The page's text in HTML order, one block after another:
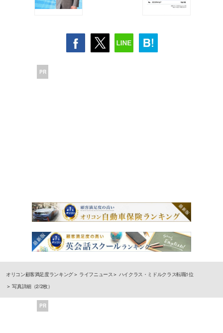
PR
オリコン顧客満足度ランキング ライフニュース
ハイクラス・ミドルクラス転職1位
写真詳細（2/2枚）
PR